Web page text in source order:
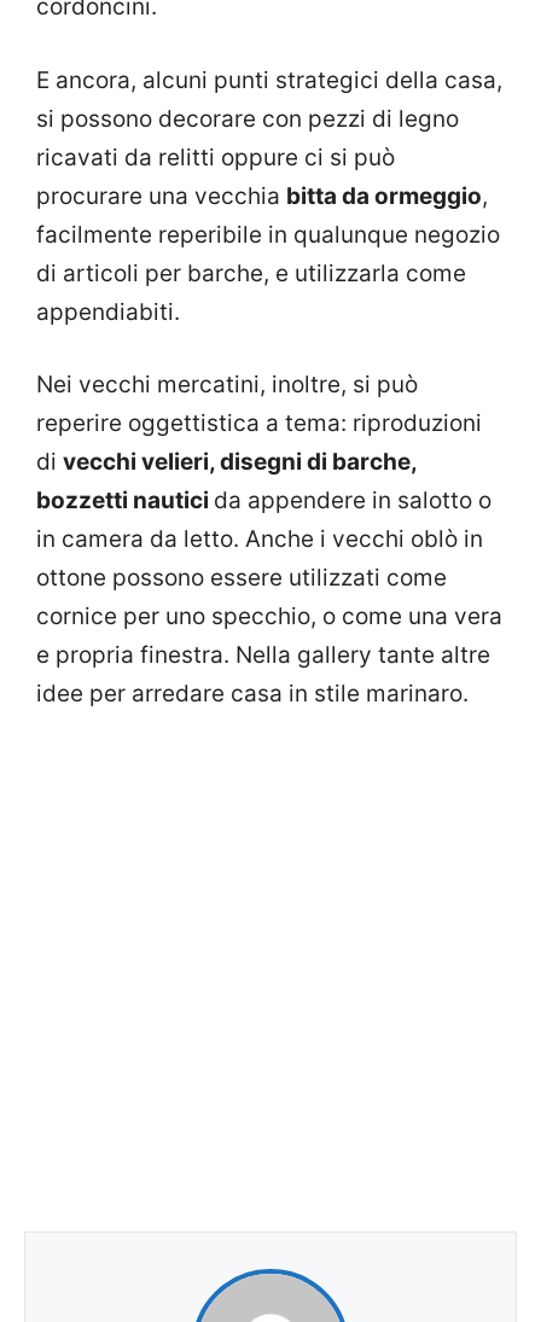
cordoncini.
E ancora, alcuni punti strategici della casa,
si possono decorare con pezzi di legno
ricavati da relitti oppure ci si può
procurare una vecchia bitta da ormeggio,
facilmente reperibile in qualunque negozio
di articoli per barche, e utilizzarla come
appendiabiti.
Nei vecchi mercatini, inoltre, si può
reperire oggettistica a tema: riproduzioni
di vecchi velieri, disegni di barche,
bozzetti nautici da appendere in salotto o
in camera da letto. Anche i vecchi oblò in
ottone possono essere utilizzati come
cornice per uno specchio, o come una vera
e propria finestra. Nella gallery tante altre
idee per arredare casa in stile marinaro.